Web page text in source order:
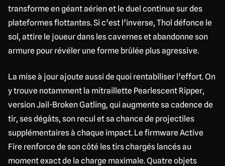
transforme en géant aérien et le duel continue sur des
plateformes flottantes. Si c’est l’inverse, Thol défonce le
sol, attire le joueur dans les cavernes et abandonne son
armure pour révéler une forme brûlée plus agressive.
La mise à jour ajoute aussi de quoi rentabiliser l’effort. On
y trouve notamment la mitraillette Pearlescent Ripper,
version Jail-Broken Gatling, qui augmente sa cadence de
tir, ses dégâts, son recul et sa chance de projectiles
supplémentaires à chaque impact. Le firmware Active
Fire renforce de son côté les tirs chargés lancés au
moment exact de la charge maximale. Quatre objets